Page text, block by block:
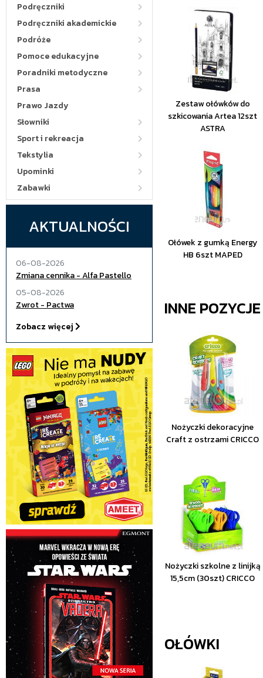
Podręczniki
Podręczniki akademickie
Podróże
Pomoce edukacyjne
Poradniki metodyczne
Prasa
Prawo Jazdy
Słowniki
Sport i rekreacja
Tekstylia
Upominki
Zabawki
AKTUALNOŚCI
06-08-2026
Zmiana cennika - Alfa Pastello
05-08-2026
Zwrot - Pactwa
Zobacz więcej
Zestaw ołówków do
szkicowania Artea 12szt
ASTRA
Ołówek z gumką Energy
HB 6szt MAPED
INNE
Nożyczki dekoracyjne
Craft z ostrzami CRICCO
Nożyczki szkolne z linijką
15,5cm (30szt) CRICCO
OŁÓWKI